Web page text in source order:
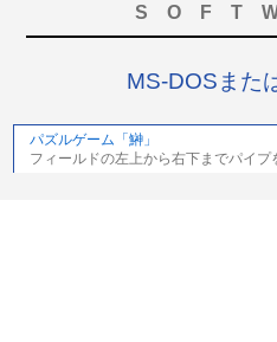
MS-DOSまた
パズルゲーム「鰰」
フィールドの左上から右下までパイ